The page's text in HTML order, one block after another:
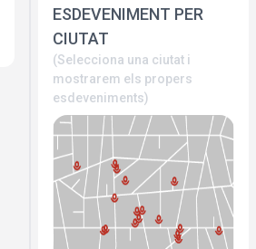
ESDEVENIMENT PER
CIUTAT
(Selecciona una ciutat i
mostrarem els propers
esdeveniments)